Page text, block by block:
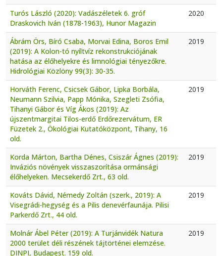
Turós László (2020): Vadászéletek 6. gróf
Draskovich Iván (1878-1963), Hunor Magazin
2020
Ábrám Örs, Bíró Csaba, Morvai Edina, Boros Emil
(2019): A Kolon-tó nyíltvíz rekonstrukciójának
hatása az élőhelyekre és limnológiai tényezőkre.
Hidrológiai Közlöny 99(3): 30-35.
2019
Horváth Ferenc, Csicsek Gábor, Lipka Borbála,
Neumann Szilvia, Papp Mónika, Szegleti Zsófia,
Tihanyi Gábor és Víg Ákos (2019): Az
újszentmargitai Tilos-erdő Erdőrezervátum, ER
Füzetek 2., Ökológiai Kutatóközpont, Tihany, 16
old.
2019
Korda Márton, Bartha Dénes, Csiszár Ágnes (2019):
Inváziós növények visszaszorítása ormánsági
élőhelyeken. Mecsekerdő Zrt., 63 old.
2019
Kováts Dávid, Némedy Zoltán (szerk., 2019): A
Visegrádi-hegység és a Pilis denevérfaunája. Pilisi
Parkerdő Zrt., 44 old.
2019
Molnár Ábel Péter (2019): A Turjánvidék Natura
2000 terület déli részének tájtörténei elemzése.
DINPI, Budapest. 159 old.
2019